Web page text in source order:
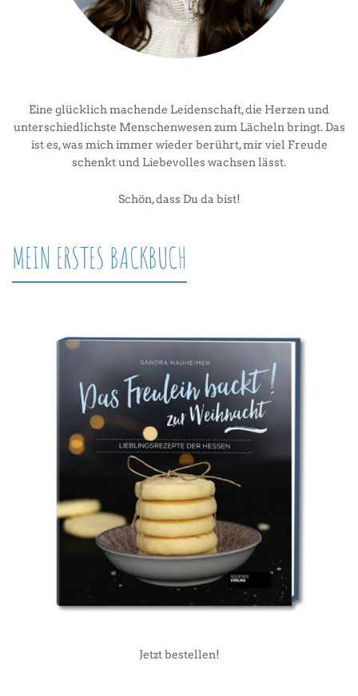
Eine glücklich machende Leidenschaft, die Herzen und
unterschiedlichste Menschenwesen zum Lächeln bringt. Das
ist es, was mich immer wieder berührt, mir viel Freude
schenkt und Liebevolles wachsen lässt.
Schön, dass Du da bist!
MEIN ERSTES BACKBUCH
Jetzt bestellen!